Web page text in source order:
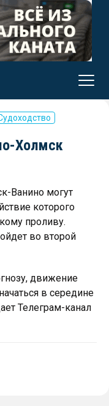
Холмск
Ванино могут
которого
проливу.
во второй
движение
в середине
Телеграм-канал